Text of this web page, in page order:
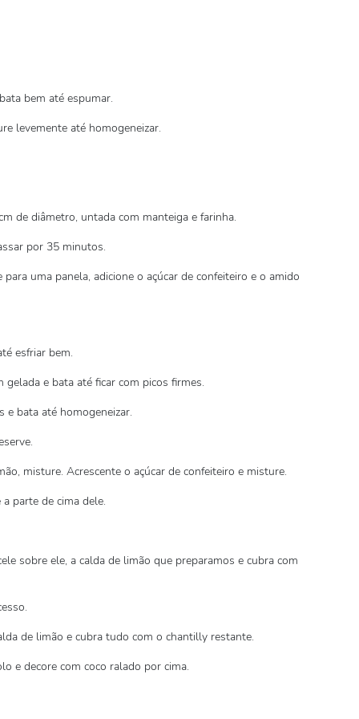
bem até espumar.
levemente até homogeneizar.
de diâmetro, untada com manteiga e farinha.
por 35 minutos.
uma panela, adicione o açúcar de confeiteiro e o amido
esfriar bem.
e bata até ficar com picos firmes.
e bata até homogeneizar.
misture. Acrescente o açúcar de confeiteiro e misture.
parte de cima dele.
sobre ele, a calda de limão que preparamos e cubra com
de limão e cubra tudo com o chantilly restante.
e decore com coco ralado por cima.